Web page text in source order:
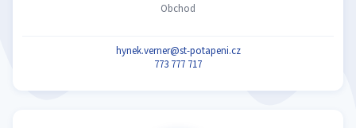
Obchod
hynek.verner@st-potapeni.cz
773 777 717